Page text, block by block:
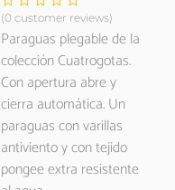
(0 customer reviews)
Paraguas plegable de la
colección Cuatrogotas.
Con apertura abre y
cierra automática. Un
paraguas con varillas
antiviento y con tejido
pongee extra resistente